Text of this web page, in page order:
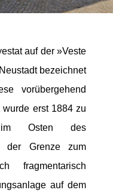
auf der »Veste
bezeichnet
vorübergehend
erst 1884 zu
im Osten des
der Grenze zum
fragmentarisch
auf dem